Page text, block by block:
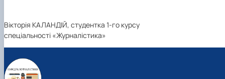
Вікторія КАЛАНДІЙ, студентка 1-го курсу
спеціальності «Журналістика»